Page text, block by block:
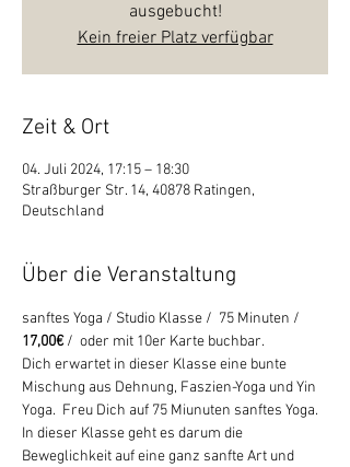
ausgebucht!
Kein freier Platz verfügbar
Zeit & Ort
04. Juli 2024, 17:15 – 18:30
Straßburger Str. 14, 40878 Ratingen,
Deutschland
Über die Veranstaltung
sanftes Yoga / Studio Klasse /  75 Minuten /
17,00€ /  oder mit 10er Karte buchbar.
Dich erwartet in dieser Klasse eine bunte
Mischung aus Dehnung, Faszien-Yoga und Yin
Yoga.  Freu Dich auf 75 Miunuten sanftes Yoga.
In dieser Klasse geht es darum die
Beweglichkeit auf eine ganz sanfte Art und